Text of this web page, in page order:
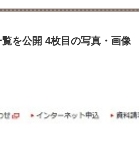
を公開 4枚目の写真・画像